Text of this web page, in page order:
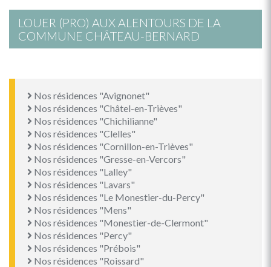
LOUER (PRO) AUX ALENTOURS DE LA
COMMUNE CHÂTEAU-BERNARD
Nos résidences "Avignonet"
Nos résidences "Châtel-en-Trièves"
Nos résidences "Chichilianne"
Nos résidences "Clelles"
Nos résidences "Cornillon-en-Trièves"
Nos résidences "Gresse-en-Vercors"
Nos résidences "Lalley"
Nos résidences "Lavars"
Nos résidences "Le Monestier-du-Percy"
Nos résidences "Mens"
Nos résidences "Monestier-de-Clermont"
Nos résidences "Percy"
Nos résidences "Prébois"
Nos résidences "Roissard"